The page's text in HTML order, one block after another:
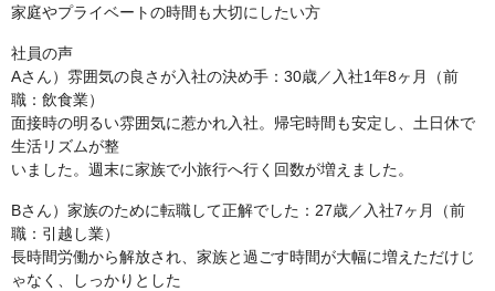
家庭やプライベートの時間も大切にしたい方
社員の声
Aさん）雰囲気の良さが入社の決め手：30歳／入社1年8ヶ月（前
職：飲食業）
面接時の明るい雰囲気に惹かれ入社。帰宅時間も安定し、土日休で
生活リズムが整
いました。週末に家族で小旅行へ行く回数が増えました。
Bさん）家族のために転職して正解でした：27歳／入社7ヶ月（前
職：引越し業）
長時間労働から解放され、家族と過ごす時間が大幅に増えただけじ
ゃなく、しっかりとした